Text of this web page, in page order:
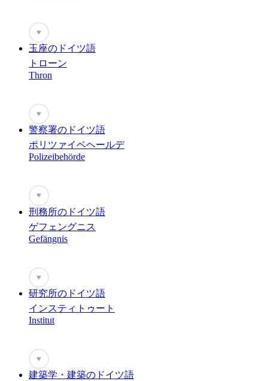
♥
玉座のドイツ語
トローン
Thron
♥
警察署のドイツ語
ポリツァイベヘールデ
Polizeibehörde
♥
刑務所のドイツ語
ゲフェングニス
Gefängnis
♥
研究所のドイツ語
インスティトゥート
Institut
♥
建築学・建築のドイツ語